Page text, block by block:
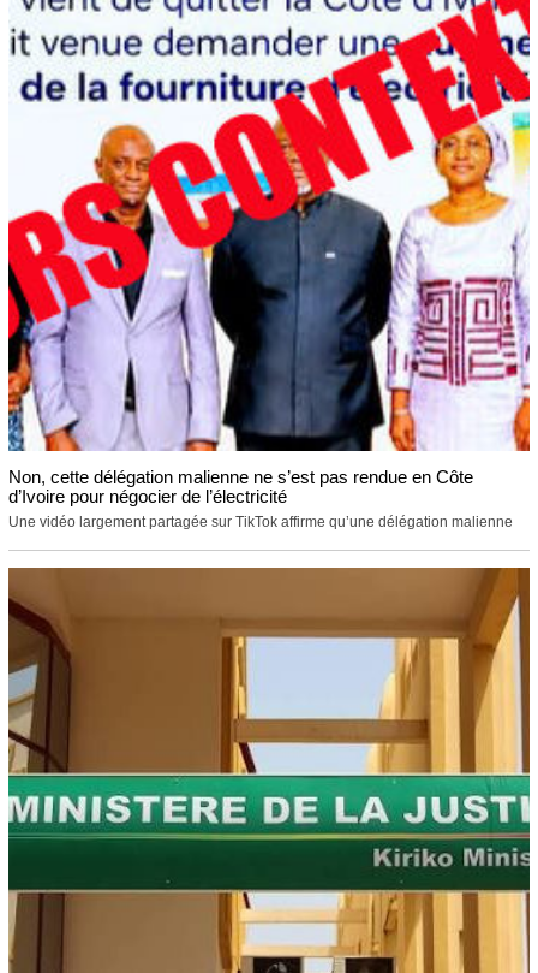
Non, cette délégation malienne ne s’est pas rendue en Côte
d’Ivoire pour négocier de l’électricité
Une vidéo largement partagée sur TikTok affirme qu’une délégation malienne